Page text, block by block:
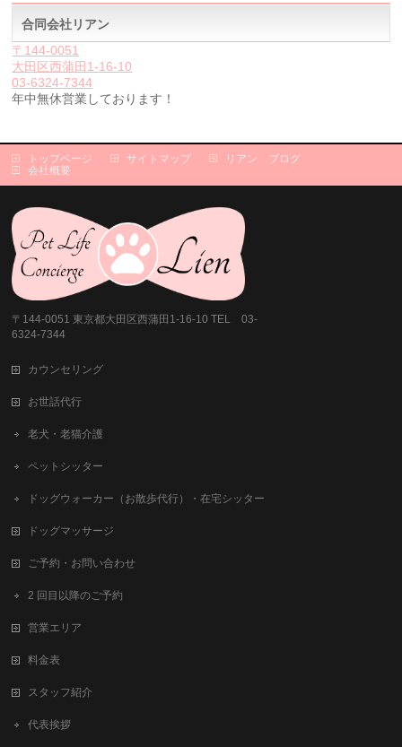
合同会社リアン
〒144-0051
大田区西蒲田1-16-10
03-6324-7344
年中無休営業しております！
トップページ サイトマップ
リアン ブログ
会社概要
〒144-0051 東京都大田区西蒲田1-16-10 TEL 03-
6324-7344
カウンセリング
お世話代行
老犬・老猫介護
ペットシッター
ドッグウォーカー（お散歩代行）・在宅シッター
ドッグマッサージ
ご予約・お問い合わせ
2 回目以降のご予約
営業エリア
料金表
スタッフ紹介
代表挨拶